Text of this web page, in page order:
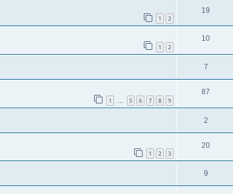
1 2
19
1 2
10
7
1 … 5 6 7 8 9
87
2
1 2 3
20
9